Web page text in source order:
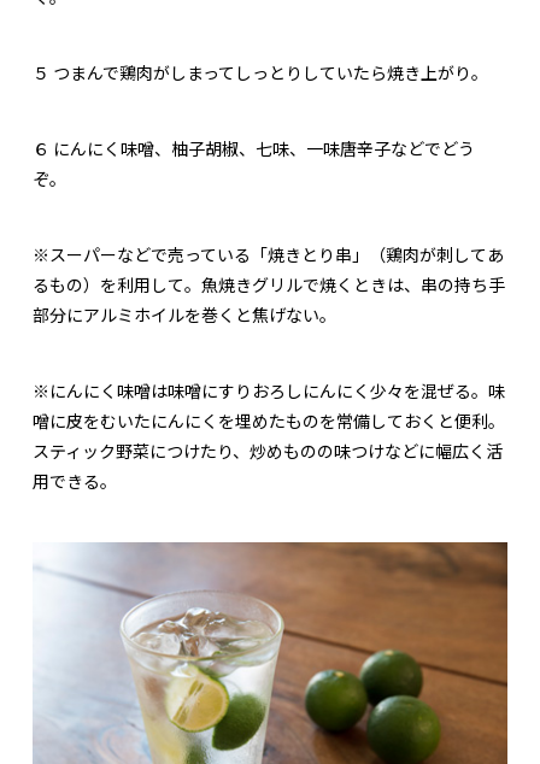
５ つまんで鶏肉がしまってしっとりしていたら焼き上がり。
６ にんにく味噌、柚子胡椒、七味、一味唐辛子などでどう
ぞ。
※スーパーなどで売っている「焼きとり串」（鶏肉が刺してあ
るもの）を利用して。魚焼きグリルで焼くときは、串の持ち手
部分にアルミホイルを巻くと焦げない。
※にんにく味噌は味噌にすりおろしにんにく少々を混ぜる。味
噌に皮をむいたにんにくを埋めたものを常備しておくと便利。
スティック野菜につけたり、炒めものの味つけなどに幅広く活
用できる。